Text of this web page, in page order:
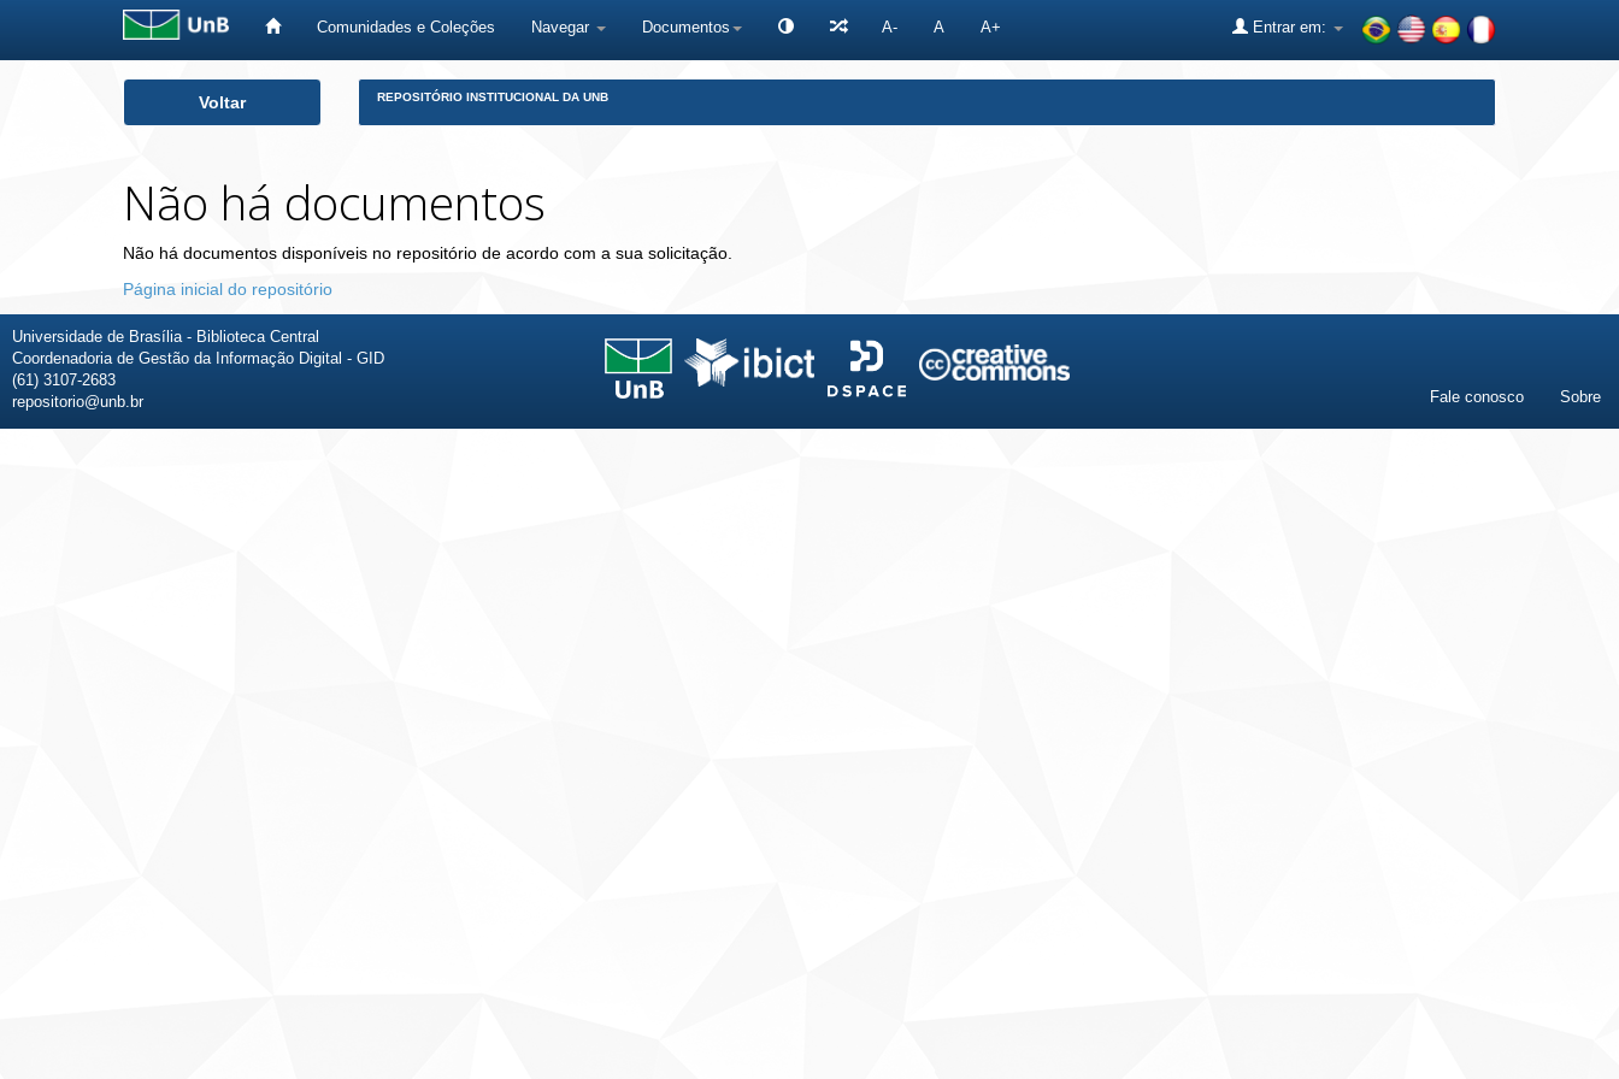
Comunidades e Coleções Navegar Documentos A- A A+ Entrar em:
Voltar REPOSITÓRIO INSTITUCIONAL DA UNB
Não há documentos
Não há documentos disponíveis no repositório de acordo com a sua solicitação.
Página inicial do repositório
Universidade de Brasília - Biblioteca Central
Coordenadoria de Gestão da Informação Digital - GID
(61) 3107-2683
repositorio@unb.br
Fale conosco Sobre